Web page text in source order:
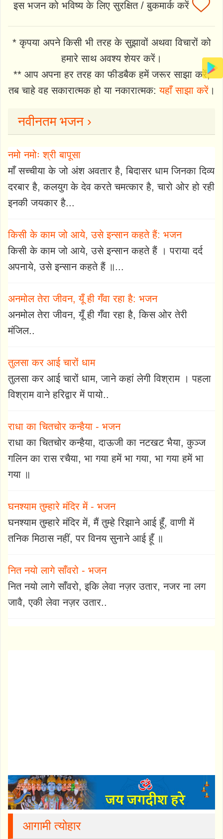
इस भजन को भविष्य के लिए सुरक्षित / बुकमार्क करें
* कृपया अपने किसी भी तरह के सुझावों अथवा विचारों को
हमारे साथ अवश्य शेयर करें।
** आप अपना हर तरह का फीडबैक हमें जरूर साझा करें,
तब चाहे वह सकारात्मक हो या नकारात्मक:यहाँ साझा करें।
नवीनतम भजन ›
नमो नमोः श्री बापूसा
माँ सच्चीया के जो अंश अवतार है, बिदासर धाम जिनका दिव्य
दरबार है, कलयुग के देव करते चमत्कार है, चारो ओर हो रही
इनकी जयकार है...
किसी के काम जो आये, उसे इन्सान कहते हैं: भजन
किसी के काम जो आये, उसे इन्सान कहते हैं । पराया दर्द
अपनाये, उसे इन्सान कहते हैं ॥...
अनमोल तेरा जीवन, यूँ ही गँवा रहा है: भजन
अनमोल तेरा जीवन, यूँ ही गँवा रहा है, किस ओर तेरी
मंजिल..
तुलसा कर आई चारों धाम
तुलसा कर आई चारों धाम, जाने कहां लेगी विश्राम । पहला
विश्राम वाने हरिद्वार में पायो..
राधा का चितचोर कन्हैया - भजन
राधा का चितचोर कन्हैया, दाऊजी का नटखट भैया, कुञ्ज
गलिन का रास रचैया, भा गया हमें भा गया, भा गया हमें भा
गया ॥
घनश्याम तुम्हारे मंदिर में - भजन
घनश्याम तुम्हारे मंदिर में, मैं तुम्हे रिझाने आई हूँ, वाणी में
तनिक मिठास नहीं, पर विनय सुनाने आई हूँ ॥
नित नयो लागे साँवरो - भजन
नित नयो लागे साँवरो, इकि लेवा नज़र उतार, नजर ना लग
जावै, एकी लेवा नज़र उतार..
आगामी त्योहार